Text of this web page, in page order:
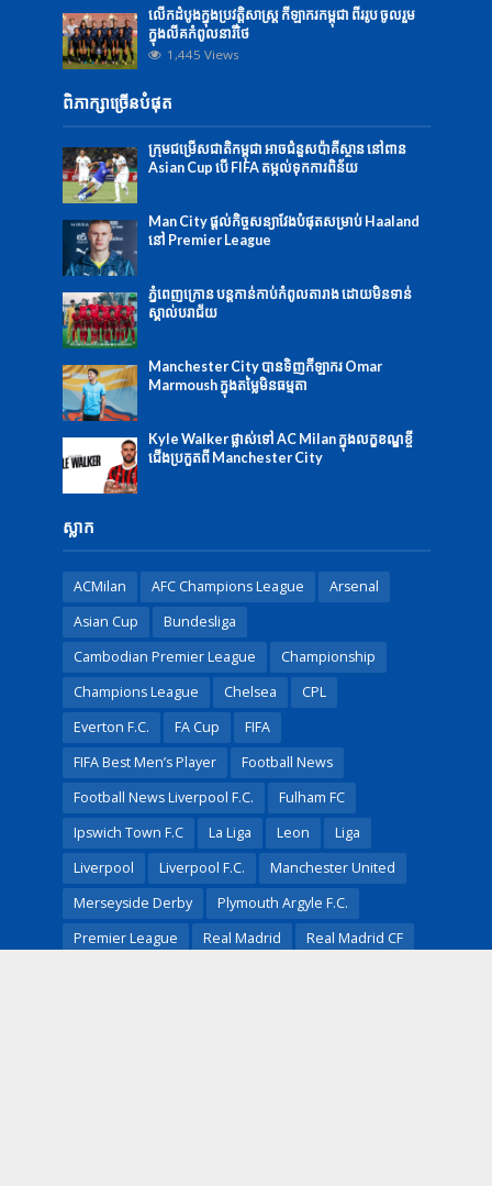
លើក​ដំបូង​ក្នុង​ប្រវត្តិសាស្ត្រ ​កីឡាករ​កម្ពុជា​ ពីរ​រូប ​​ចូល​រួម​
ក្នុង​លីគ​កំពូលនារី​ថៃ
1,445 Views
ពិភាក្សាច្រើនបំផុត
ក្រុមជម្រើសជាតិកម្ពុជា អាចជំនួសប៉ាគីស្ថាន នៅពាន
Asian Cup បើ FIFA តម្កល់ទុកការពិន័យ
Man City ផ្ដល់កិច្ចសន្យាវែងបំផុតសម្រាប់ Haaland
នៅ Premier League
ភ្នំពេញក្រោន បន្តកាន់កាប់កំពូលតារាង ដោយមិនទាន់
ស្គាល់បរាជ័យ
Manchester City បានទិញកីឡាករ Omar
Marmoush ក្នុងតម្លៃមិនធម្មតា
Kyle Walker ផ្លាស់ទៅ AC Milan ក្នុងលក្ខខណ្ឌខ្ចី
ជើងប្រកួតពី Manchester City
ស្លាក
ACMilan AFC Champions League
Arsenal
Asian Cup
Bundesliga
Cambodian Premier League
Championship
Champions League
Chelsea
CPL
Everton F.C.
FA Cup
FIFA
FIFA Best Men’s Player
Football News
Football News Liverpool F.C.
Fulham FC
Ipswich Town F.C
La Liga Leon
Liga
Liverpool
Liverpool F.C.
Manchester United
Merseyside Derby
Plymouth Argyle F.C.
Premier League
Real Madrid
Real Madrid CF